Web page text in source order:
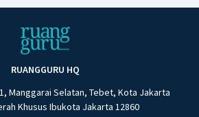
RUANGGURU HQ
Manggarai Selatan, Tebet, Kota Jakarta
Khusus Ibukota Jakarta 12860